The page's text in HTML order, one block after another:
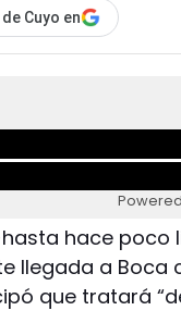
Cuyo en
hace poco
llegada a Boca
que tratará